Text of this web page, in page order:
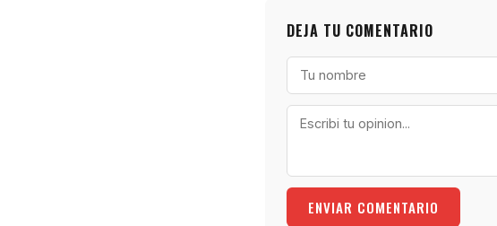
DEJA TU COMENTARIO
ENVIAR COMENTARIO